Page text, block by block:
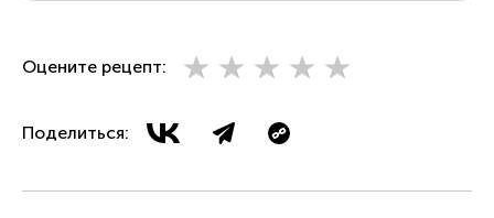
Оцените рецепт:
Поделиться: